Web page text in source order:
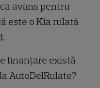
avans pentru
este o Kia rulată
finanțare există
AutoDelRulate?